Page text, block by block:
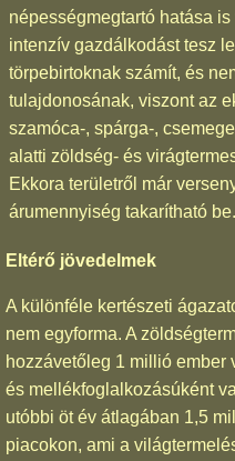
népességmegtartó hatása
intenzív gazdálkodást tesz
törpebirtoknak számít, és
tulajdonosának, viszont az
szamóca-, spárga-,
alatti zöldség- és
Ekkora területről már
árumennyiség takarítható be.
Eltérő jövedelmek
A különféle kertészeti
nem egyforma. A
hozzávetőleg 1 millió ember
és mellékfoglalkozásúként
utóbbi öt év átlagában 1,5
piacokon, ami a